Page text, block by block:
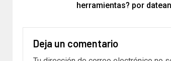
herramientas? por
Deja un comentario